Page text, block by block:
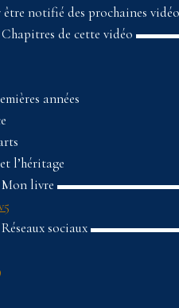
notifié des prochaines
de cette vidéo
années
l’héritage
livre
sociaux